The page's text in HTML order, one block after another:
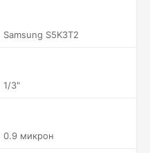
Samsung S5K3T2
1/3"
0.9 микрон